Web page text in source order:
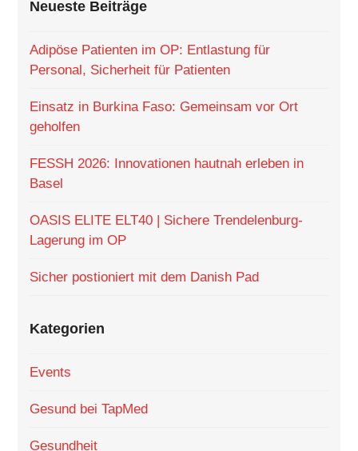
Neueste Beiträge
Adipöse Patienten im OP: Entlastung für
Personal, Sicherheit für Patienten
Einsatz in Burkina Faso: Gemeinsam vor Ort
geholfen
FESSH 2026: Innovationen hautnah erleben in
Basel
OASIS ELITE ELT40 | Sichere Trendelenburg-
Lagerung im OP
Sicher postioniert mit dem Danish Pad
Kategorien
Events
Gesund bei TapMed
Gesundheit